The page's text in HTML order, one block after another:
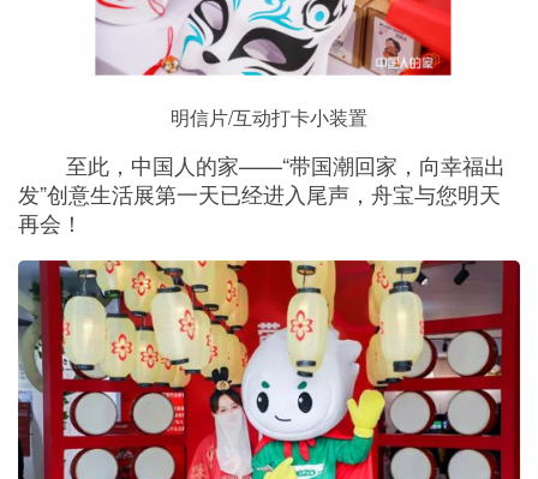
明信片/互动打卡小装置
至此，中国人的家——“带国潮回家，向幸福出
发”创意生活展第一天已经进入尾声，舟宝与您明天
再会！